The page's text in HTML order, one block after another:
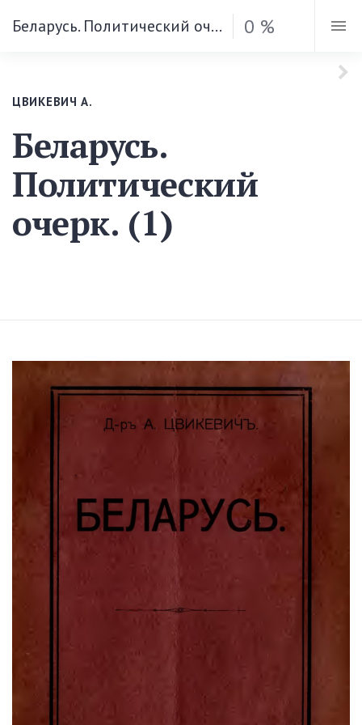
Беларусь. Политический очерк. (1) 0 %
ЦВИКЕВИЧ А.
Беларусь.
Политический
очерк. (1)